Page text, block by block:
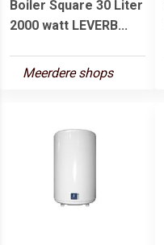
Boiler Square 30 Liter
2000 watt LEVERB...
Meerdere shops